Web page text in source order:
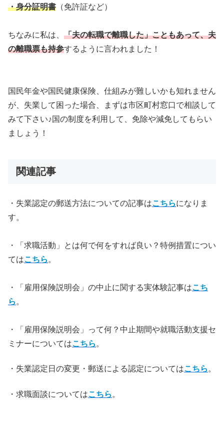
・身分証明書 （免許証など）
ちなみに私は、 「夫の転職で離職した」こともあって、夫
の離職票も持参するように言われました！
国民年金や国民健康保険、仕組みが難しいかも知れません
が、失業して困った場合、まずは市区町村窓口で相談して
みて下さい♪国の制度を利用して、免除や減免してもらい
ましょう！
関連記事
・失業認定の郵送方法についての記事はこちらになりま
す。
・「求職活動」とは何で何をすれば良い？特例措置につい
てはこちら 。
・「雇用保険説明会」の中止に関する実体験記事はこち
ら 。
・「雇用保険説明会」って何？中止期間や就職活動支援セ
ミナーについてはこちら 。
・失業認定日の変更・郵送による認定についてはこちら。
・求職面談についてはこちら 。